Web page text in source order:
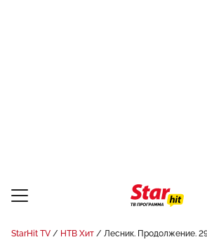
StarHit TV НТВ Хит
Лесник. Продолжение.